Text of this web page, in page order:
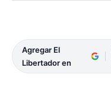
Agregar El
Libertador en